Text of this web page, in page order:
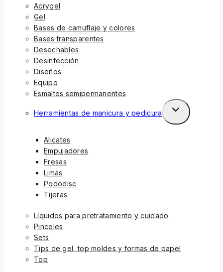
Acrygel
Gel
Bases de camuflaje y colores
Bases transparentes
Desechables
Desinfección
Diseños
Equipo
Esmaltes semipermanentes
Herramientas de manicura y pedicura
Alicates
Empujadores
Fresas
Limas
Pododisc
Tijeras
Líquidos para pretratamiento y cuidado
Pinceles
Sets
Tips de gel, top moldes y formas de papel
Top